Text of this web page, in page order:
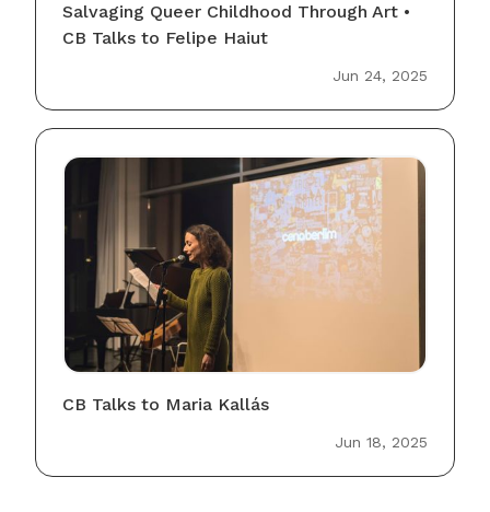
Salvaging Queer Childhood Through Art •
CB Talks to Felipe Haiut
Jun 24, 2025
CB Talks to Maria Kallás
Jun 18, 2025